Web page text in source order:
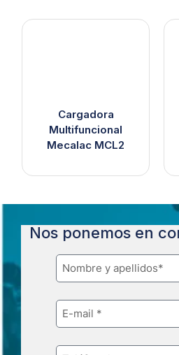
Cargadora
Multifuncional
Mecalac MCL2
Nos ponemos en